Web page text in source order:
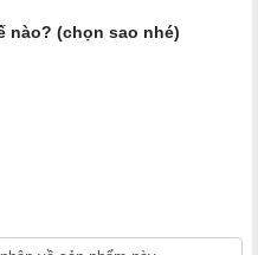
nào? (chọn sao nhé)